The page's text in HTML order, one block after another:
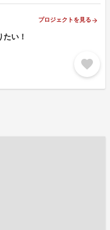
プロジェクトを見る arrow_forward
い！
favorite